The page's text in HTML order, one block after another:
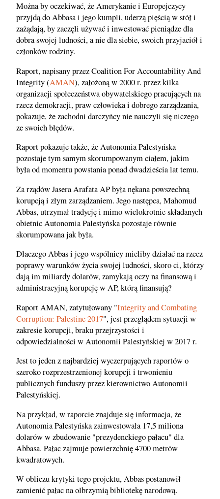
Można by oczekiwać, że Amerykanie i Europejczycy
przyjdą do Abbasa i jego kumpli, uderzą pięścią w stół i
zażądają, by zaczęli używać i inwestować pieniądze dla
dobra swojej ludności, a nie dla siebie, swoich przyjaciół i
członków rodziny.
Raport, napisany przez Coalition For Accountability And
Integrity (AMAN), założoną w 2000 r. przez kilka
organizacji społeczeństwa obywatelskiego pracujących na
rzecz demokracji, praw człowieka i dobrego zarządzania,
pokazuje, że zachodni darczyńcy nie nauczyli się niczego
ze swoich błędów.
Raport pokazuje także, że Autonomia Palestyńska
pozostaje tym samym skorumpowanym ciałem, jakim
była od momentu powstania ponad dwadzieścia lat temu.
Za rządów Jasera Arafata AP była nękana powszechną
korupcją i złym zarządzaniem. Jego następca, Mahomud
Abbas, utrzymał tradycję i mimo wielokrotnie składanych
obietnic Autonomia Palestyńska pozostaje równie
skorumpowana jak była.
Dlaczego Abbas i jego wspólnicy mieliby działać na rzecz
poprawy warunków życia swojej ludności, skoro ci, którzy
dają im miliardy dolarów, zamykają oczy na finansową i
administracyjną korupcję w AP, którą finansują?
Raport AMAN, zatytułowany "Integrity and Combating
Corruption: Palestine 2017", jest przeglądem sytuacji w
zakresie korupcji, braku przejrzystości i
odpowiedzialności w Autonomii Palestyńskiej w 2017 r.
Jest to jeden z najbardziej wyczerpujących raportów o
szeroko rozprzestrzenionej korupcji i trwonieniu
publicznych funduszy przez kierownictwo Autonomii
Palestyńskiej.
Na przykład, w raporcie znajduje się informacja, że
Autonomia Palestyńska zainwestowała 17,5 miliona
dolarów w zbudowanie "prezydenckiego pałacu" dla
Abbasa. Pałac zajmuje powierzchnię 4700 metrów
kwadratowych.
W obliczu krytyki tego projektu, Abbas postanowił
zamienić pałac na olbrzymią bibliotekę narodową.